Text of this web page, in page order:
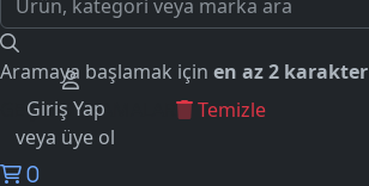
Aramaya başlamak için en az 2 karakter
GEÇMİŞ ARAMALAR
Temizle
Giriş Yap
veya üye ol
0